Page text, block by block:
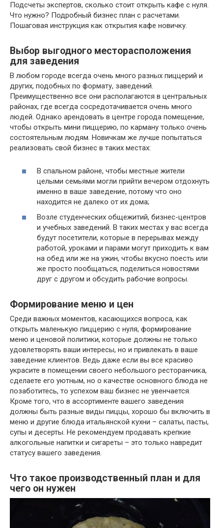
Подсчеты экспертов, сколько стоит открыть кафе с нуля.
Что нужно? Подробный бизнес план с расчетами.
Пошаговая инструкция как открытия кафе новичку.
Выбор выгодного месторасположения
для заведения
В любом городе всегда очень много разных пиццерий и
других, подобных по формату, заведений.
Преимущественно все они располагаются в центральных
районах, где всегда сосредотачивается очень много
людей. Однако арендовать в центре города помещение,
чтобы открыть мини пиццерию, по карману только очень
состоятельным людям. Новичкам же лучше попытаться
реализовать свой бизнес в таких местах:
В спальном районе, чтобы местные жители
целыми семьями могли прийти вечером отдохнуть
именно в ваше заведение, потому что оно
находится не далеко от их дома;
Возле студенческих общежитий, бизнес-центров
и учебных заведений. В таких местах у вас всегда
будут посетители, которые в перерывах между
работой, уроками и парами могут приходить к вам
на обед или же на ужин, чтобы вкусно поесть или
же просто пообщаться, поделиться новостями
друг с другом и обсудить рабочие вопросы.
Формирование меню и цен
Среди важных моментов, касающихся вопроса, как
открыть маленькую пиццерию с нуля, формирование
меню и ценовой политики, которые должны не только
удовлетворять ваши интересы, но и привлекать в ваше
заведение клиентов. Ведь даже если вы все красиво
украсите в помещении своего небольшого ресторанчика,
сделаете его уютным, но о качестве основного блюда не
позаботитесь, то успехом ваш бизнес не увенчается.
Кроме того, что в ассортименте вашего заведения
должны быть разные виды пиццы, хорошо бы включить в
меню и другие блюда итальянской кухни – салаты, пасты,
супы и десерты. Не рекомендуем продавать крепкие
алкогольные напитки и сигареты – это только навредит
статусу вашего заведения.
Что такое производственный план и для
чего он нужен